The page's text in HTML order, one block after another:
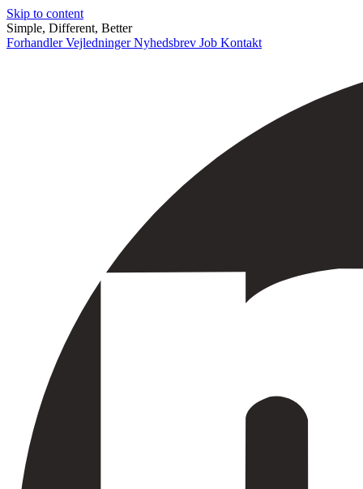
Skip to content
Simple, Different, Better
ForhandlerVejledningerNyhedsbrev Job Kontakt